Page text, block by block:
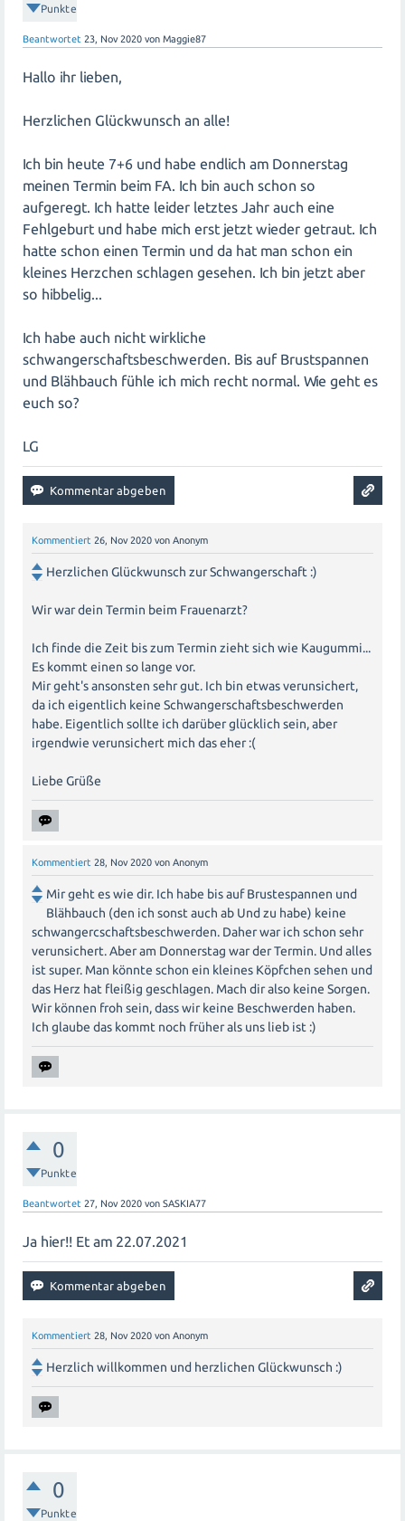
Punkte
Beantwortet 23, Nov 2020 von Maggie87
Hallo ihr lieben,
Herzlichen Glückwunsch an alle!
Ich bin heute 7+6 und habe endlich am Donnerstag
meinen Termin beim FA. Ich bin auch schon so
aufgeregt. Ich hatte leider letztes Jahr auch eine
Fehlgeburt und habe mich erst jetzt wieder getraut. Ich
hatte schon einen Termin und da hat man schon ein
kleines Herzchen schlagen gesehen. Ich bin jetzt aber
so hibbelig...
Ich habe auch nicht wirkliche
schwangerschaftsbeschwerden. Bis auf Brustspannen
und Blähbauch fühle ich mich recht normal. Wie geht es
euch so?
LG
Kommentiert 26, Nov 2020 von Anonym
Herzlichen Glückwunsch zur Schwangerschaft :)
Wir war dein Termin beim Frauenarzt?
Ich finde die Zeit bis zum Termin zieht sich wie Kaugummi...
Es kommt einen so lange vor.
Mir geht's ansonsten sehr gut. Ich bin etwas verunsichert,
da ich eigentlich keine Schwangerschaftsbeschwerden
habe. Eigentlich sollte ich darüber glücklich sein, aber
irgendwie verunsichert mich das eher :(
Liebe Grüße
Kommentiert 28, Nov 2020 von Anonym
Mir geht es wie dir. Ich habe bis auf Brustespannen und
Blähbauch (den ich sonst auch ab Und zu habe) keine
schwangercschaftsbeschwerden. Daher war ich schon sehr
verunsichert. Aber am Donnerstag war der Termin. Und alles
ist super. Man könnte schon ein kleines Köpfchen sehen und
das Herz hat fleißig geschlagen. Mach dir also keine Sorgen.
Wir können froh sein, dass wir keine Beschwerden haben.
Ich glaube das kommt noch früher als uns lieb ist :)
0
Punkte
Beantwortet 27, Nov 2020 von SASKIA77
Ja hier!! Et am 22.07.2021
Kommentiert 28, Nov 2020 von Anonym
Herzlich willkommen und herzlichen Glückwunsch :)
0
Punkte